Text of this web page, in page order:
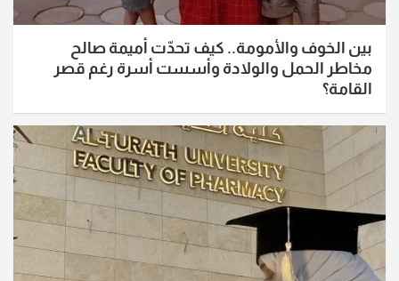
بين الخوف والأمومة.. كيف تحدّت أميمة صالح
مخاطر الحمل والولادة وأسست أسرة رغم قصر
القامة؟